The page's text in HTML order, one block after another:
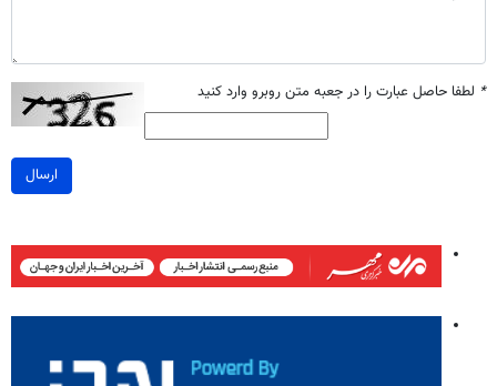
* لطفا حاصل عبارت را در جعبه متن روبرو وارد کنید
ارسال